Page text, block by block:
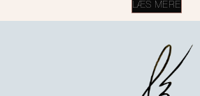
LÆS MERE